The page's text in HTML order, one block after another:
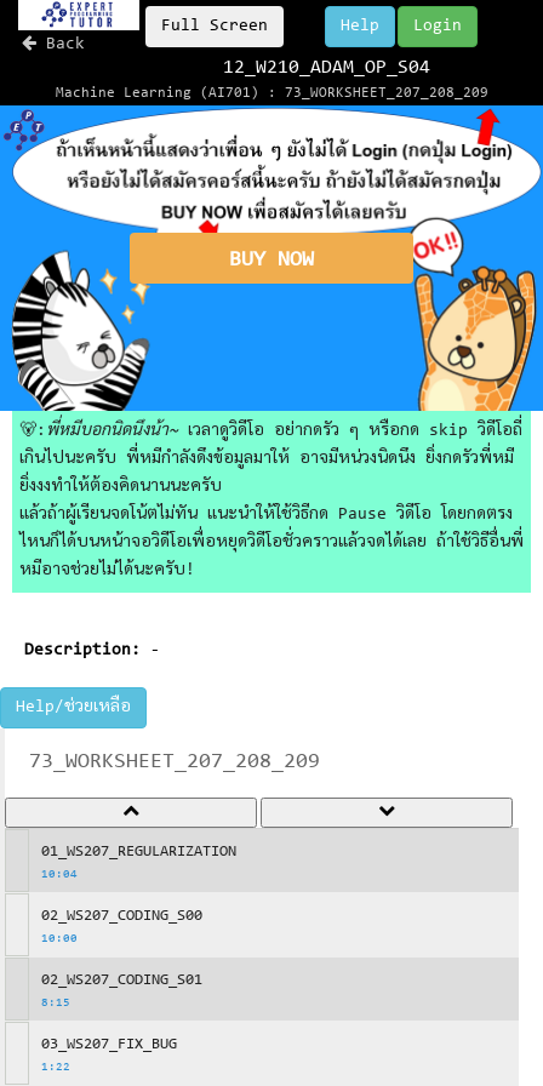
Back
Full Screen Login
Help
12_W210_ADAM_OP_S04
Machine Learning (AI701) : 73_WORKSHEET_207_208_209
BUY NOW
🐻: พี่หมีบอกนิดนึงน้า~เวลาดูวิดีโอ อย่ากดรัว ๆ หรือกด skip วิดีโอถี่
เกินไปนะครับ พี่หมีกำลังดึงข้อมูลมาให้ อาจมีหน่วงนิดนึง ยิ่งกดรัวพี่หมี
ยิ่งงงทำให้ต้องคิดนานนะครับ
แล้วถ้าผู้เรียนจดโน้ตไม่ทัน แนะนำให้ใช้วิธีกด Pause วิดีโอ โดยกดตรง
ไหนก็ได้บนหน้าจอวิดีโอเพื่อหยุดวิดีโอชั่วคราวแล้วจดได้เลย ถ้าใช้วิธีอื่นพี่
หมีอาจช่วยไม่ได้นะครับ!
Description: -
Help/ช่วยเหลือ
73_WORKSHEET_207_208_209
01_WS207_REGULARIZATION
10:04
02_WS207_CODING_S00
10:00
02_WS207_CODING_S01
8:15
03_WS207_FIX_BUG
1:22